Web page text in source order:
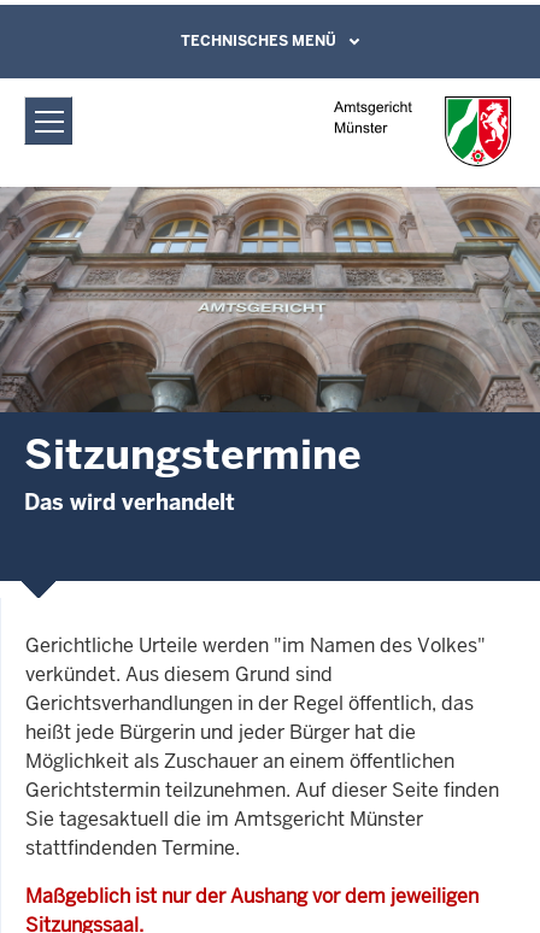
Amtsgericht Münster: Sitzungstermine
Direkt zum Inhalt
Leichte Sprache, Gebärdensprachenvideo
und Kontaktformular
TECHNISCHES MENÜ
Sitzungstermine
Das wird verhandelt
Gerichtliche Urteile werden "im Namen des Volkes"
verkündet. Aus diesem Grund sind
Gerichtsverhandlungen in der Regel öffentlich, das
heißt jede Bürgerin und jeder Bürger hat die
Möglichkeit als Zuschauer an einem öffentlichen
Gerichtstermin teilzunehmen. Auf dieser Seite finden
Sie tagesaktuell die im Amtsgericht Münster
stattfindenden Termine.
Maßgeblich ist nur der Aushang vor dem jeweiligen
Sitzungssaal.